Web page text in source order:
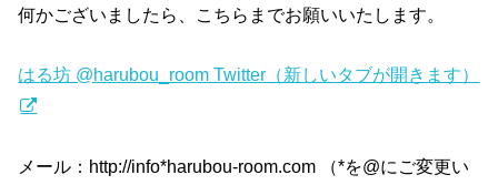
何かございましたら、こちらまでお願いいたします。
はる坊 @harubou_room Twitter（新しいタブが開きます）
メール：http://info*harubou-room.com （*を@にご変更い